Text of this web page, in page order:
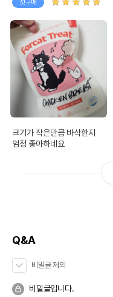
첫구매
크기가 작은만큼 바삭한지
엄청 좋아하네요
Q&A
비밀글 제외
비밀글입니다.